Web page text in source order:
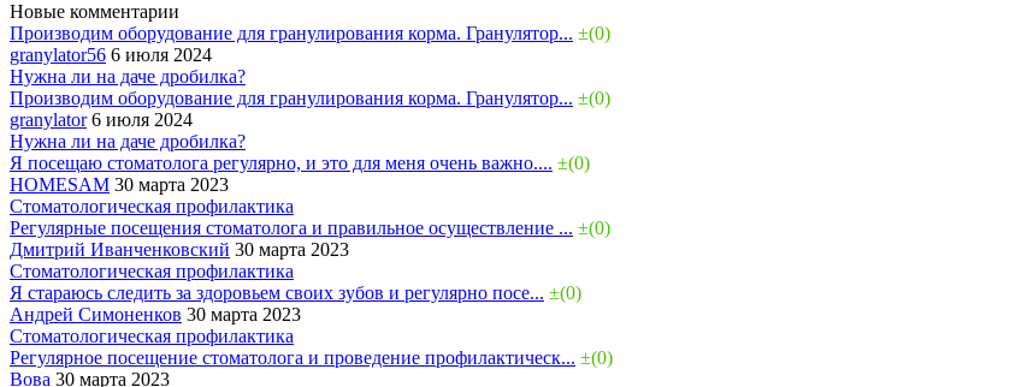
Новые комментарии
Производим оборудование для гранулирования корма. Гранулятор... ±(0)
granylator56 6 июля 2024
Нужна ли на даче дробилка?
Производим оборудование для гранулирования корма. Гранулятор... ±(0)
granylator6 июля 2024
Нужна ли на даче дробилка?
Я посещаю стоматолога регулярно, и это для меня очень важно.... ±(0)
HOMESAM 30 марта 2023
Стоматологическая профилактика
Регулярные посещения стоматолога и правильное осуществление ... ±(0)
Дмитрий Иванченковский 30 марта 2023
Стоматологическая профилактика
Я стараюсь следить за здоровьем своих зубов и регулярно посе... ±(0)
Андрей Симоненков 30 марта 2023
Стоматологическая профилактика
Регулярное посещение стоматолога и проведение профилактическ... ±(0)
Вова 30 марта 2023